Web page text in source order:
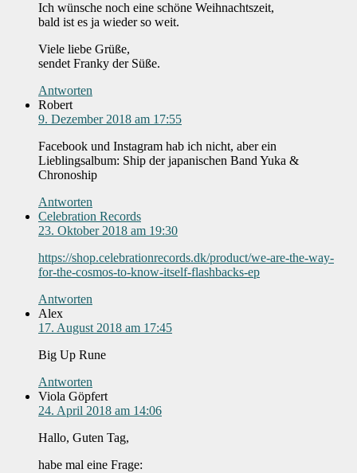
Ich wünsche noch eine schöne Weihnachtszeit,
bald ist es ja wieder so weit.
Viele liebe Grüße,
sendet Franky der Süße.
Antworten
Robert
9. Dezember 2018 am 17:55
Facebook und Instagram hab ich nicht, aber ein
Lieblingsalbum: Ship der japanischen Band Yuka &
Chronoship
Antworten
Celebration Records
23. Oktober 2018 am 19:30
https://shop.celebrationrecords.dk/product/we-are-the-way-
for-the-cosmos-to-know-itself-flashbacks-ep
Antworten
Alex
17. August 2018 am 17:45
Big Up Rune
Antworten
Viola Göpfert
24. April 2018 am 14:06
Hallo, Guten Tag,
habe mal eine Frage: